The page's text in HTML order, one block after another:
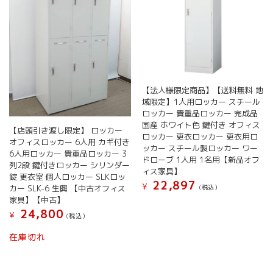
【店頭引き渡し限定】 ロッカー
オフィスロッカー 6人用 カギ付き
6人用ロッカー 貴重品ロッカー 3
列2段 鍵付きロッカー シリンダー
錠 更衣室 個人ロッカー SLKロッ
カー SLK-6 生興 【中古オフィス
家具】【中古】
¥
24,800 (税込）
在庫切れ
【法人様限定商品】【送料無料 地
域限定】1人用ロッカー スチール
ロッカー 貴重品ロッカー 完成品
国産 ホワイト色 鍵付き オフィス
ロッカー 更衣ロッカー 更衣用ロ
ッカー スチール製ロッカー ワー
ドローブ 1人用 1名用【新品オフ
ィス家具】
¥ 22,897 (税込）